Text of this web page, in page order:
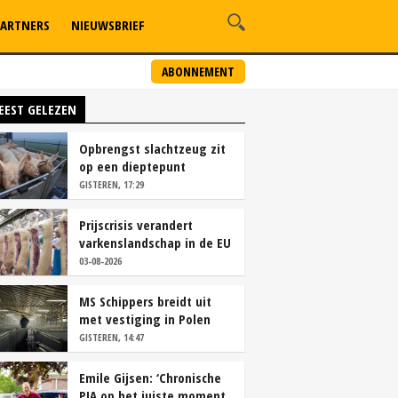
ABONNEMENT
NIEUWSBRIEF
GELEZEN
Opbrengst slachtzeug zit
op een dieptepunt
GISTEREN, 17:29
Prijscrisis verandert
varkenslandschap in de EU
rap
03-08-2026
MS Schippers breidt uit
met vestiging in Polen
GISTEREN, 14:47
Emile Gijsen: ‘Chronische